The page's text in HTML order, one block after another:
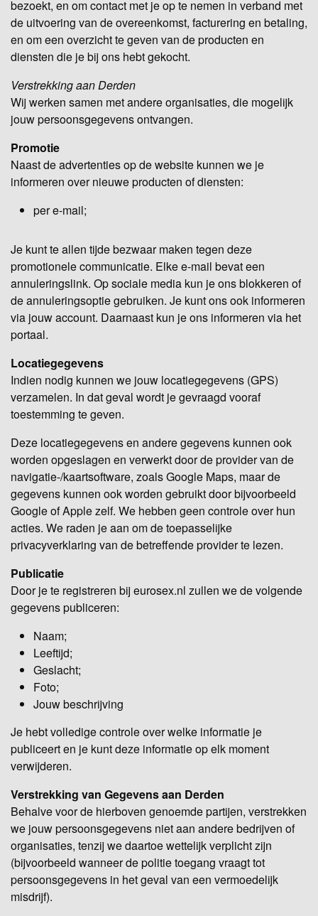
bezoekt, en om contact met je op te nemen in verband met
de uitvoering van de overeenkomst, facturering en betaling,
en om een overzicht te geven van de producten en
diensten die je bij ons hebt gekocht.
Verstrekking aan Derden
Wij werken samen met andere organisaties, die mogelijk
jouw persoonsgegevens ontvangen.
Promotie
Naast de advertenties op de website kunnen we je
informeren over nieuwe producten of diensten:
per e-mail;
Je kunt te allen tijde bezwaar maken tegen deze
promotionele communicatie. Elke e-mail bevat een
annuleringslink. Op sociale media kun je ons blokkeren of
de annuleringsoptie gebruiken. Je kunt ons ook informeren
via jouw account. Daarnaast kun je ons informeren via het
portaal.
Locatiegegevens
Indien nodig kunnen we jouw locatiegegevens (GPS)
verzamelen. In dat geval wordt je gevraagd vooraf
toestemming te geven.
Deze locatiegegevens en andere gegevens kunnen ook
worden opgeslagen en verwerkt door de provider van de
navigatie-/kaartsoftware, zoals Google Maps, maar de
gegevens kunnen ook worden gebruikt door bijvoorbeeld
Google of Apple zelf. We hebben geen controle over hun
acties. We raden je aan om de toepasselijke
privacyverklaring van de betreffende provider te lezen.
Publicatie
Door je te registreren bij eurosex.nl zullen we de volgende
gegevens publiceren:
Naam;
Leeftijd;
Geslacht;
Foto;
Jouw beschrijving
Je hebt volledige controle over welke informatie je
publiceert en je kunt deze informatie op elk moment
verwijderen.
Verstrekking van Gegevens aan Derden
Behalve voor de hierboven genoemde partijen, verstrekken
we jouw persoonsgegevens niet aan andere bedrijven of
organisaties, tenzij we daartoe wettelijk verplicht zijn
(bijvoorbeeld wanneer de politie toegang vraagt tot
persoonsgegevens in het geval van een vermoedelijk
misdrijf).